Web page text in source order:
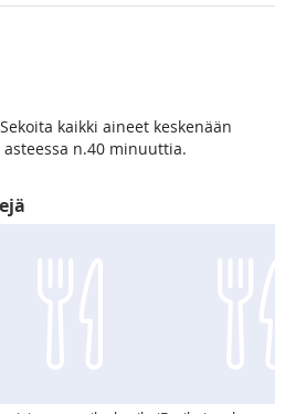
kaikki aineet keskenään
n.40 minuuttia.